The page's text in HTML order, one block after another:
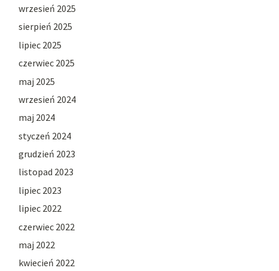
wrzesień 2025
sierpień 2025
lipiec 2025
czerwiec 2025
maj 2025
wrzesień 2024
maj 2024
styczeń 2024
grudzień 2023
listopad 2023
lipiec 2023
lipiec 2022
czerwiec 2022
maj 2022
kwiecień 2022